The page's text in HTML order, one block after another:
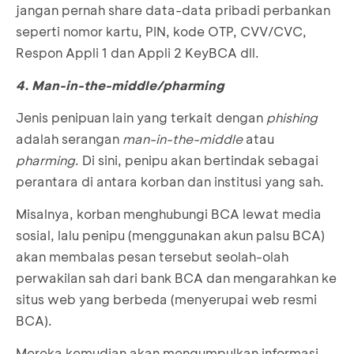
jangan pernah share data-data pribadi perbankan
seperti nomor kartu, PIN, kode OTP, CVV/CVC,
Respon Appli 1 dan Appli 2 KeyBCA dll.
4. Man-in-the-middle/pharming
Jenis penipuan lain yang terkait dengan phishing
adalah serangan man-in-the-middleatau
pharming. Di sini, penipu akan bertindak sebagai
perantara di antara korban dan institusi yang sah.
Misalnya, korban menghubungi BCA lewat media
sosial, lalu penipu (menggunakan akun palsu BCA)
akan membalas pesan tersebut seolah-olah
perwakilan sah dari bank BCA dan mengarahkan ke
situs web yang berbeda (menyerupai web resmi
BCA).